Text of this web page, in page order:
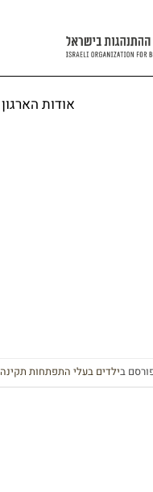
אודות הארגון
בילדים בעלי התפתחות תקינה